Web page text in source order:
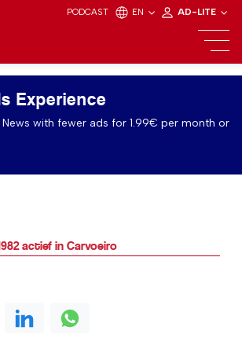
PODCAST EN AD-LITE
Experience
with fewer ads for 1.99€ per month or
actief in Carvoeiro